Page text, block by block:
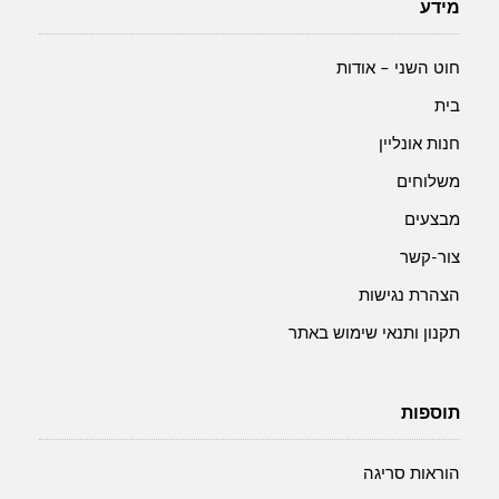
ירוק
מידע
חוט השני – אודות
בית
חנות אונליין
משלוחים
מבצעים
צור-קשר
הצהרת נגישות
תקנון ותנאי שימוש באתר
תוספות
הוראות סריגה